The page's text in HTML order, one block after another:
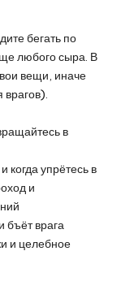
бегать по
любого сыра. В
вещи, иначе
врагов).
в
когда упрётесь в
и
врага
и целебное